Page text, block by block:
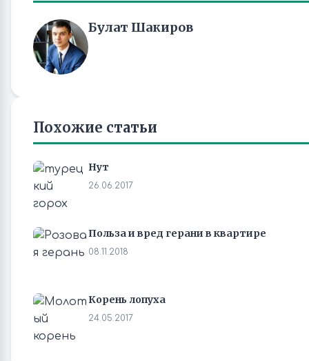
Булат Шакиров
Похожие статьи
Нут
26.06.2017
Польза и вред герани в квартире
08.11.2018
Корень лопуха
24.05.2017